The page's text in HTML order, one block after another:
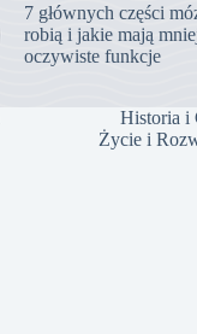
7 głównych części
robią i jakie mają
oczywiste funkcje
Historia i
Życie i